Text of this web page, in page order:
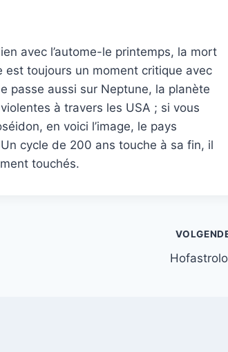
avec l’autome-le printemps, la mort
toujours un moment critique avec
passe aussi sur Neptune, la planète
à travers les USA ; si vous
en voici l’image, le pays
cycle de 200 ans touche à sa fin, il
touchés.